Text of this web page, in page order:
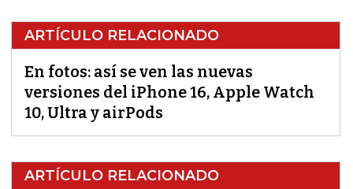
ARTÍCULO RELACIONADO
En fotos: así se ven las nuevas
versiones del iPhone 16, Apple Watch
10, Ultra y airPods
ARTÍCULO RELACIONADO